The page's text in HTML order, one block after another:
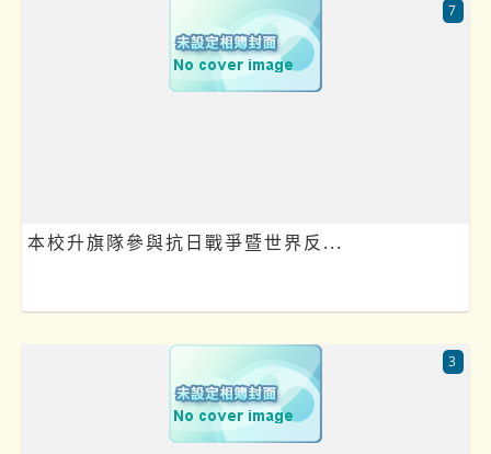
本校升旗隊參與抗日戰爭暨世界反...
7
3